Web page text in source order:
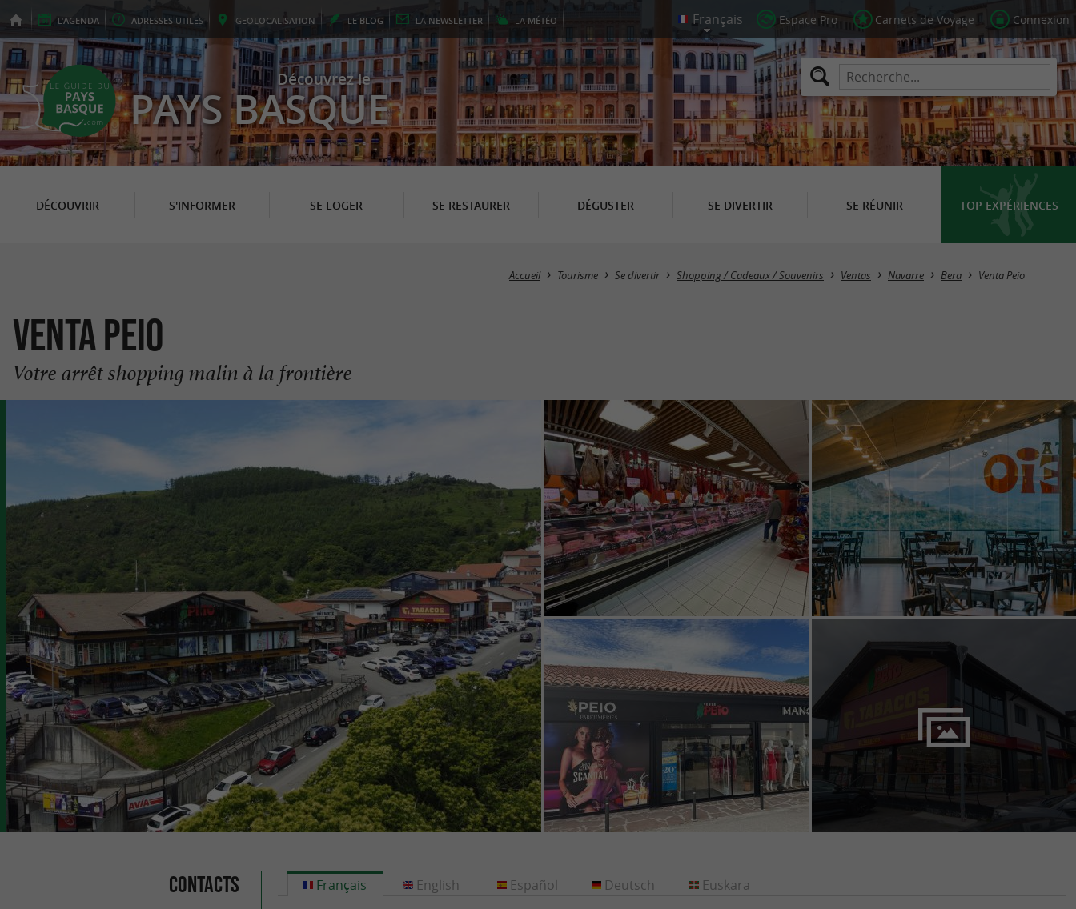
L'AGENDA ADRESSES UTILES GEOLOCALISATION LE BLOG LA NEWSLETTER LA MÉTÉO Espace Pro Carnets de Voyage Connexion
Découvrez le
PAYS BASQUE
DÉCOUVRIR S'INFORMER SE LOGER SE RESTAURER DÉGUSTER SE DIVERTIR SE RÉUNIR TOP EXPÉRIENCES
Accueil Tourisme Se divertir Shopping / Cadeaux / Souvenirs Ventas Navarre Bera Venta Peio
Venta Peio
Votre arrêt shopping malin à la frontière
Contacts Français English Español Deutsch Euskara